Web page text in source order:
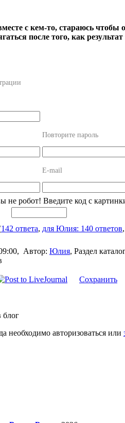
с кем-то, стараюсь
после того, как
Повторите пароль
E-mail
не робот! Введите код с
142 ответа, для Юлия: 140 ответов,
Автор: Юлия, Раздел
Сохранить
блог
необходимо авторизоваться или